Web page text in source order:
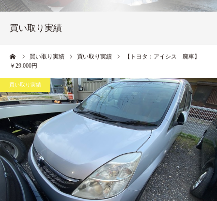
買い取り実績
買い取り実績 買い取り実績
【トヨタ：アイシス 廃車】
￥29.000円
買い取り実績
お問い合わせ